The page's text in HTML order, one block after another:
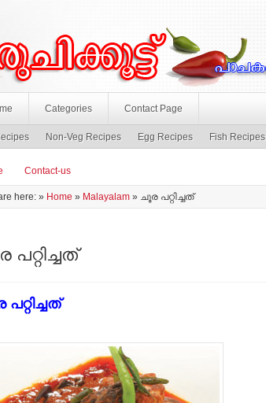
Categories Contact Page
Non-Veg Recipes Egg Recipes Fish Recipes
Contact-us
here: » Home » Malayalam » ചൂര പറ്റിച്ചത്
പറ്റിച്ചത്